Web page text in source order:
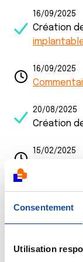
Consentement
Utilisation
16/09/2025
Création
16/09/2025
20/08/2025
Création
15/02/2025
13/01/2025
Création